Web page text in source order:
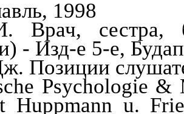
1998
Врач, сестра,
- Изд-е 5-е,
Позиции
Psychologie &
Huppmann u.